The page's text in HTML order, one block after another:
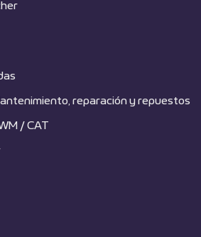
reparación y repuestos
/ CAT